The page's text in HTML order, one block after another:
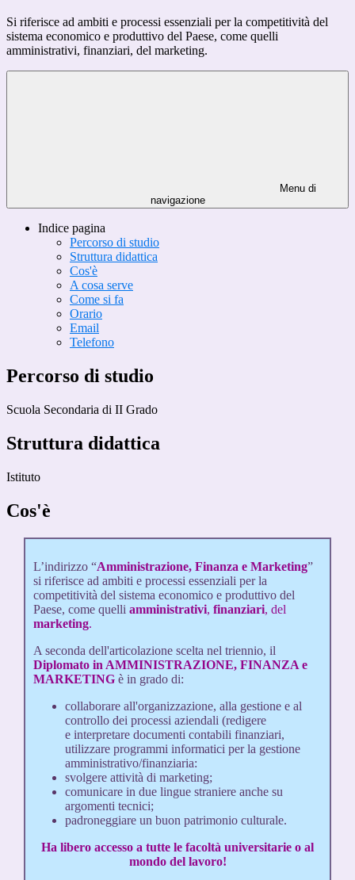
Si riferisce ad ambiti e processi essenziali per la competitività del
sistema economico e produttivo del Paese, come quelli
amministrativi, finanziari, del marketing.
Menu di
navigazione
Indice pagina
Percorso di studio
Struttura didattica
Cos'è
A cosa serve
Come si fa
Orario
Email
Telefono
Percorso di studio
Scuola Secondaria di II Grado
Struttura didattica
Istituto
Cos'è
L’indirizzo “Amministrazione, Finanza e Marketing”
si riferisce ad ambiti e processi essenziali per la
competitività del sistema economico e produttivo del
Paese, come quelli amministrativi, finanziari, del
marketing.
A seconda dell'articolazione scelta nel triennio, il
Diplomato in AMMINISTRAZIONE, FINANZA e
MARKETING è in grado di:
collaborare all'organizzazione, alla gestione e al
controllo dei processi aziendali (redigere
e interpretare documenti contabili finanziari,
utilizzare programmi informatici per la gestione
amministrativo/finanziaria:
svolgere attività di marketing;
comunicare in due lingue straniere anche su
argomenti tecnici;
padroneggiare un buon patrimonio culturale.
Ha libero accesso a tutte le facoltà universitarie o al
mondo del lavoro!